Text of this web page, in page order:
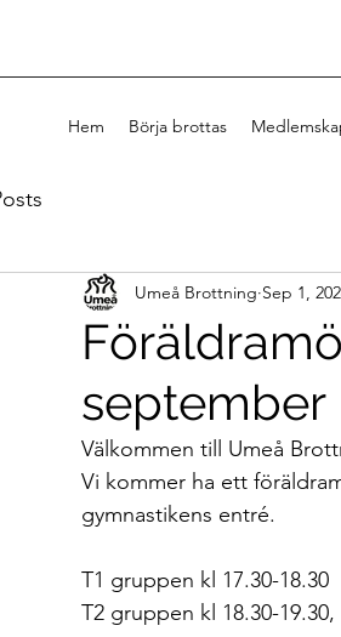
Hem Börja brottas
september
Umeå Brottning Sep 1,
Välkommen till Umeå
Vi kommer ha ett
gymnastikens entré.
T1 gruppen kl 17.30-18.30
T2 gruppen kl 18.30-